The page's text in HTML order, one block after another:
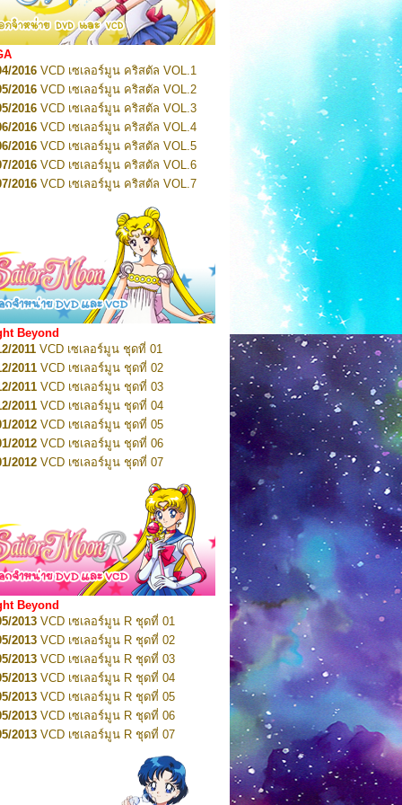
1
Pretty Guardian Sailor Moon Eternal
2
Pretty Guardian Sailor Moon Eternal
3
Pretty Guardian Sailor Moon Eternal
4
Pretty Guardian Sailor Moon Eternal
5
Pretty Guardian Sailor Moon Eternal
6
Pretty Guardian Sailor Moon Eternal
7
Pretty Guardian Sailor Moon Eternal
Pretty Guardian Sailor Moon Eternal
Pretty Guardian Sailor Moon Eternal
10
2026Code Name: Sailor V 1
2026Code Name: Sailor V 2
2016 VCD เซเลอร์มูน คริสตัล VOL.1
2016 VCD เซเลอร์มูน คริสตัล VOL.2
2016 VCD เซเลอร์มูน คริสตัล VOL.3
2016 VCD เซเลอร์มูน คริสตัล VOL.4
2016 VCD เซเลอร์มูน คริสตัล VOL.5
2016 VCD เซเลอร์มูน คริสตัล VOL.6
2016 VCD เซเลอร์มูน คริสตัล VOL.7
VCD เซเลอร์มูน คริสตัล VOL.9
VCD เซเลอร์มูน คริสตัล VOL.10
2016
VCD เซเลอร์มูน คริสตัล VOL.11
2016VCD เซเลอร์มูน คริสตัล VOL.12
2016VCD เซเลอร์มูน คริสตัล VOL.13
2016 DVD เซเลอร์มูน คริสตัล VOL.1
2016DVD เซเลอร์มูน คริสตัล VOL.2
2016 DVD เซเลอร์มูน คริสตัล VOL.3
2016 DVD เซเลอร์มูน คริสตัล VOL.4
2016 DVD เซเลอร์มูน คริสตัล VOL.5
2016 DVD เซเลอร์มูน คริสตัล VOL.6
2016DVD เซเลอร์มูน คริสตัล VOL.7
2016DVD เซเลอร์มูน คริสตัล VOL.8
2017 DVD เซเลอร์มูน คริสตัล Box-Set
Beyond
2011 VCD เซเลอร์มูน ชุดที่ 01
2011 VCD เซเลอร์มูน ชุดที่ 02
2011 VCD เซเลอร์มูน ชุดที่ 03
2011 VCD เซเลอร์มูน ชุดที่ 04
2012 VCD เซเลอร์มูน ชุดที่ 05
2012 VCD เซเลอร์มูน ชุดที่ 06
2012 VCD เซเลอร์มูน ชุดที่ 07
VCD เซเลอร์มูน ชุดที่ 08
VCD เซเลอร์มูน ชุดที่ 09
VCD เซเลอร์มูน ชุดที่ 10
2012VCD เซเลอร์มูน ชุดที่ 11
2012VCD เซเลอร์มูน ชุดที่ 12
2012VCD เซเลอร์มูน ชุดที่ 13
2012VCD เซเลอร์มูน ชุดที่ 14
2012 VCD เซเลอร์มูน ชุดที่ 15
VCD เซเลอร์มูน ชุดที่ 16
VCD เซเลอร์มูน ชุดที่ 17
VCD เซเลอร์มูน ชุดที่ 18
VCD เซเลอร์มูน ชุดที่ 19
VCD เซเลอร์มูน ชุดที่ 20
VCD เซเลอร์มูน ชุดที่ 21
VCD เซเลอร์มูน ชุดที่ 22
VCD เซเลอร์มูน ชุดที่ 23
DVD เซเลอร์มูน ชุดที่ 01
DVD เซเลอร์มูน ชุดที่ 02
Beyond
2013 VCD เซเลอร์มูน R ชุดที่ 01
2013 VCD เซเลอร์มูน R ชุดที่ 02
2013 VCD เซเลอร์มูน R ชุดที่ 03
2013 VCD เซเลอร์มูน R ชุดที่ 04
2013 VCD เซเลอร์มูน R ชุดที่ 05
2013 VCD เซเลอร์มูน R ชุดที่ 06
2013 VCD เซเลอร์มูน R ชุดที่ 07
VCD เซเลอร์มูน R ชุดที่ 08
VCD เซเลอร์มูน R ชุดที่ 09
VCD เซเลอร์มูน R ชุดที่ 10